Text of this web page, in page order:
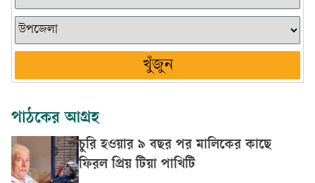
খুঁজুন
পাঠকের আগ্রহ
চুরি হওয়ার ৯ বছর পর মালিকের কাছে
ফিরল প্রিয় টিয়া পাখিটি